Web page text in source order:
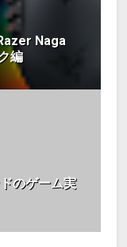
Naga
編
のゲーム実